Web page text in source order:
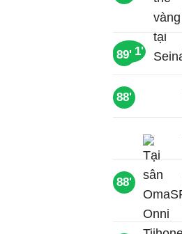
90+1'
89'
88'
88'